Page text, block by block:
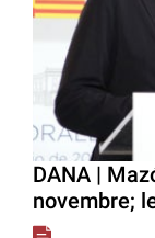
DANA |
novembre;